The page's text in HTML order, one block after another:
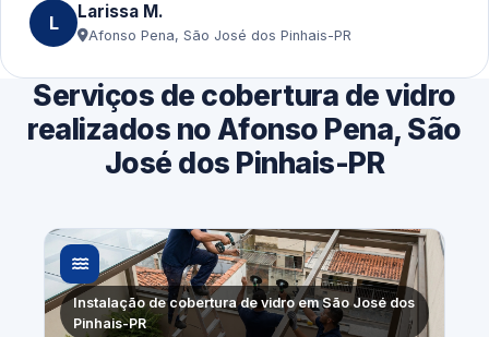
L Larissa M.
Afonso Pena, São José dos Pinhais-PR
Serviços de cobertura de vidro
realizados no Afonso Pena, São
José dos Pinhais-PR
Instalação de cobertura de vidro em São José dos
Pinhais-PR